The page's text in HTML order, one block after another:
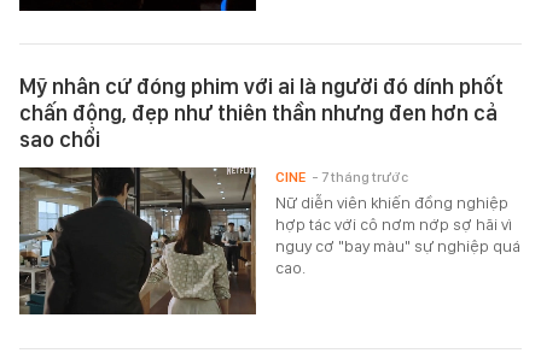
Mỹ nhân cứ đóng phim với ai là người đó dính phốt
chấn động, đẹp như thiên thần nhưng đen hơn cả
sao chổi
Nữ diễn viên khiến đồng nghiệp
hợp tác với cô nơm nớp sợ hãi vì
nguy cơ "bay màu" sự nghiệp quá
cao.
CINE - 7 tháng trước